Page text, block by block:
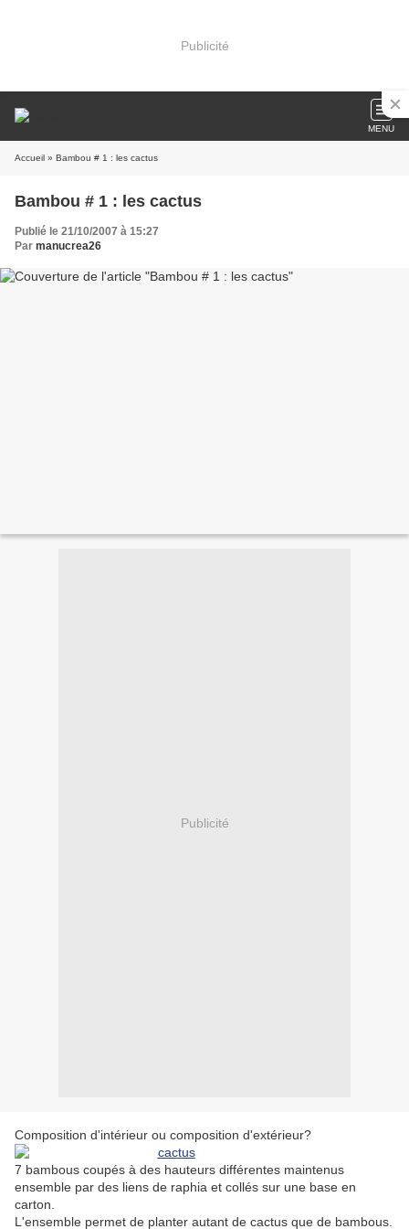
Publicité
MENU
Accueil » Bambou # 1 : les cactus
Bambou # 1 : les cactus
Publié le 21/10/2007 à 15:27
Par manucrea26
Publicité
Composition d'intérieur ou composition d'extérieur?
7 bambous coupés à des hauteurs différentes maintenus
ensemble par des liens de raphia et collés sur une base en
carton.
L'ensemble permet de planter autant de cactus que de bambous.